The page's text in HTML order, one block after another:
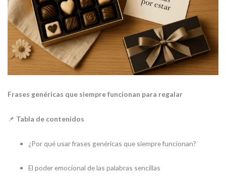
Frases genéricas que siempre funcionan para regalar
📌 Tabla de contenidos
¿Por qué usar frases genéricas que siempre funcionan?
El poder emocional de las palabras sencillas